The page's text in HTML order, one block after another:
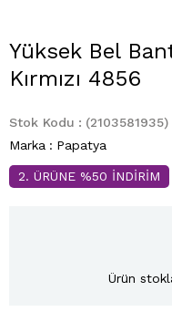
Yüksek Bel
Kırmızı 4856
Stok Kodu
(2103581935)
Marka : Papatya
2. ÜRÜNE %50 İNDİRİM
Ürün